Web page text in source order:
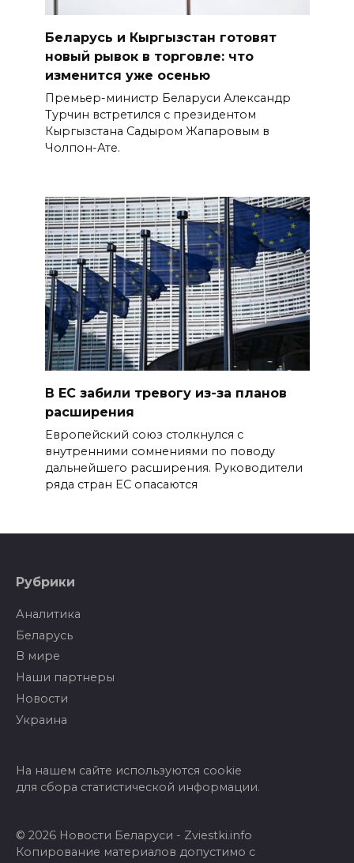
Беларусь и Кыргызстан готовят
новый рывок в торговле: что
изменится уже осенью
Премьер-министр Беларуси Александр
Турчин встретился с президентом
Кыргызстана Садыром Жапаровым в
Чолпон-Ате.
В ЕС забили тревогу из-за планов
расширения
Европейский союз столкнулся с
внутренними сомнениями по поводу
дальнейшего расширения. Руководители
ряда стран ЕС опасаются
Рубрики
Аналитика
Беларусь
В мире
Наши партнеры
Новости
Украина
На нашем сайте используются cookie
для сбора статистической информации.
© 2026 Новости Беларуси - Zviestki.info
Копирование материалов допустимо с